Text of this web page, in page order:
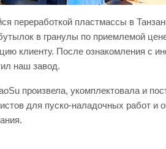
переработкой пластмассы в
в гранулы по приемлемой
клиенту. После ознакомления с
наш завод.
произвела, укомплектовала и
для пуско-наладочных работ и